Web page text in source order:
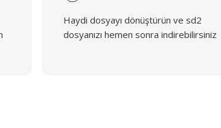
Haydi dosyayı dönüştürün ve sd2
dosyanızı hemen sonra indirebilirsiniz